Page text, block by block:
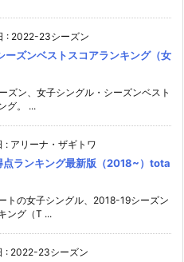
: 2022-23シーズン
ズンベストスコアランキング（女
ズン、女子シングル・シーズンベスト
グ。 ...
: アリーナ・ザギトワ
点ランキング最新版（2018~）tota
トの女子シングル、2018-19シーズン
ング（T ...
: 2022-23シーズン